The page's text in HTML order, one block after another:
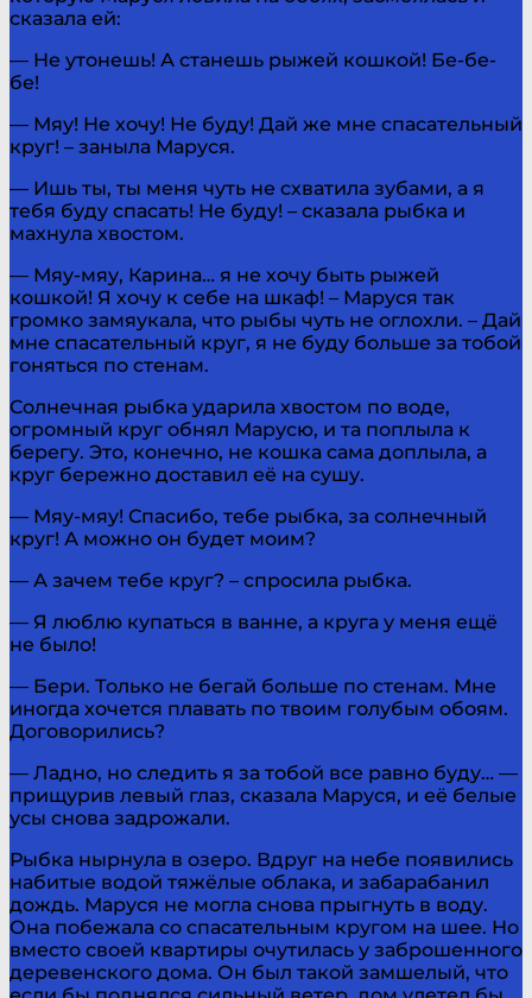
сказала ей:
— Не утонешь! А станешь рыжей кошкой! Бе-бе-
бе!
— Мяу! Не хочу! Не буду! Дай же мне спасательный
круг! – заныла Маруся.
— Ишь ты, ты меня чуть не схватила зубами, а я
тебя буду спасать! Не буду! – сказала рыбка и
махнула хвостом.
— Мяу-мяу, Карина… я не хочу быть рыжей
кошкой! Я хочу к себе на шкаф! – Маруся так
громко замяукала, что рыбы чуть не оглохли. – Дай
мне спасательный круг, я не буду больше за тобой
гоняться по стенам.
Солнечная рыбка ударила хвостом по воде,
огромный круг обнял Марусю, и та поплыла к
берегу. Это, конечно, не кошка сама доплыла, а
круг бережно доставил её на сушу.
— Мяу-мяу! Спасибо, тебе рыбка, за солнечный
круг! А можно он будет моим?
— А зачем тебе круг? – спросила рыбка.
— Я люблю купаться в ванне, а круга у меня ещё
не было!
— Бери. Только не бегай больше по стенам. Мне
иногда хочется плавать по твоим голубым обоям.
Договорились?
— Ладно, но следить я за тобой все равно буду… —
прищурив левый глаз, сказала Маруся, и её белые
усы снова задрожали.
Рыбка нырнула в озеро. Вдруг на небе появились
набитые водой тяжёлые облака, и забарабанил
дождь. Маруся не могла снова прыгнуть в воду.
Она побежала со спасательным кругом на шее. Но
вместо своей квартиры очутилась у заброшенного
деревенского дома. Он был такой замшелый, что